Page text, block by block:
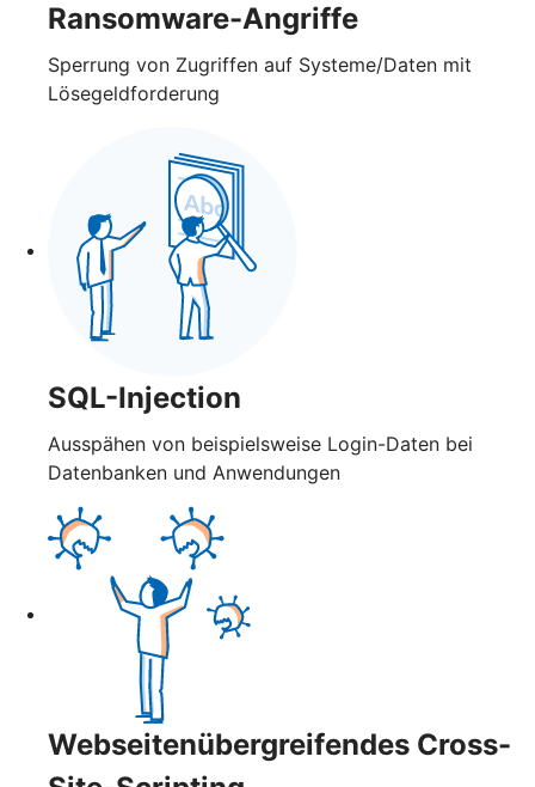
Ransomware-Angriffe
Sperrung von Zugriffen auf Systeme/Daten mit
Lösegeldforderung
SQL-Injection
Ausspähen von beispielsweise Login-Daten bei
Datenbanken und Anwendungen
Webseitenübergreifendes Cross-